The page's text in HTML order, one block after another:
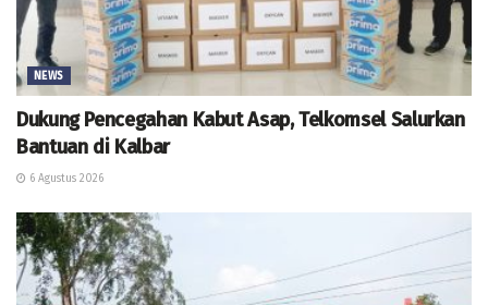
NEWS
Dukung Pencegahan Kabut Asap, Telkomsel Salurkan
Bantuan di Kalbar
6 Agustus 2026